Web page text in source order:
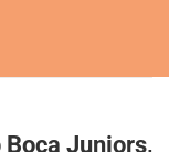
Juniors,